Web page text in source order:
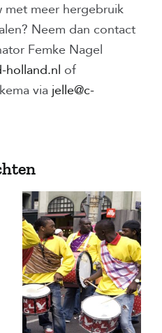
met meer hergebruik
Neem dan contact
Femke Nagel
holland.nl of
via jelle@c-